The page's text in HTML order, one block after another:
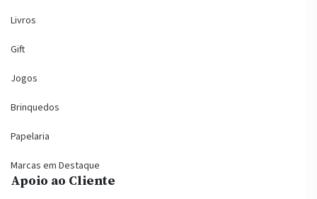
Livros
Gift
Jogos
Brinquedos
Papelaria
Marcas em Destaque
Apoio ao Cliente